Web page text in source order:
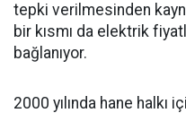
tepki verilmesinden
bir kısmı da elektrik
bağlanıyor.
2000 yılında hane halkı